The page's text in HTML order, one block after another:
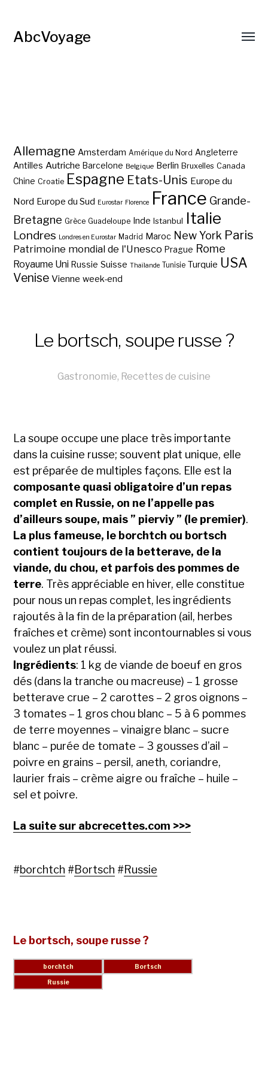
AbcVoyage
Allemagne Amsterdam Amérique du Nord Angleterre
Antilles Autriche Barcelone Belgique Berlin Bruxelles Canada
Chine Croatie Espagne Etats-Unis Europe du
Nord Europe du Sud Eurostar Florence France Grande-
Bretagne Grèce Guadeloupe Inde Istanbul Italie
Londres Londres en Eurostar Madrid Maroc New York Paris
Patrimoine mondial de l'Unesco Prague Rome
Royaume Uni Russie Suisse Thaïlande Tunisie Turquie USA
Venise Vienne week-end
Le bortsch, soupe russe ?
Gastronomie, Recettes de cuisine
La soupe occupe une place très importante
dans la cuisine russe; souvent plat unique, elle
est préparée de multiples façons. Elle est la
composante quasi obligatoire d’un repas
complet en Russie, on ne l’appelle pas
d’ailleurs soupe, mais ” pierviy ” (le premier).
La plus fameuse, le borchtch ou bortsch
contient toujours de la betterave, de la
viande, du chou, et parfois des pommes de
terre. Très appréciable en hiver, elle constitue
pour nous un repas complet, les ingrédients
rajoutés à la fin de la préparation (ail, herbes
fraîches et crème) sont incontournables si vous
voulez un plat réussi.
Ingrédients: 1 kg de viande de boeuf en gros
dés (dans la tranche ou macreuse) – 1 grosse
betterave crue – 2 carottes – 2 gros oignons –
3 tomates – 1 gros chou blanc – 5 à 6 pommes
de terre moyennes – vinaigre blanc – sucre
blanc – purée de tomate – 3 gousses d’ail –
poivre en grains – persil, aneth, coriandre,
laurier frais – crème aigre ou fraîche – huile –
sel et poivre.
La suite sur abcrecettes.com >>>
#borchtch #Bortsch #Russie
Le bortsch, soupe russe ?